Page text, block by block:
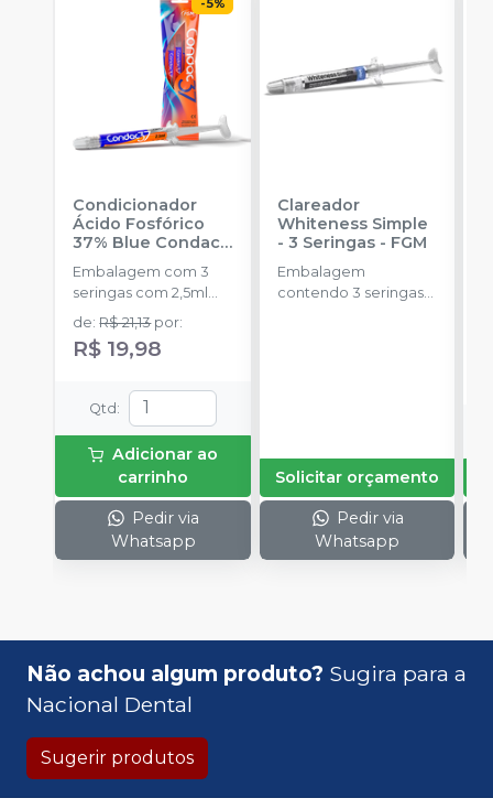
Condicionador
Ácido Fosfórico
37% Blue Condac-
FGM
Embalagem com 3
seringas com 2,5ml
cada uma e 3
ponteiras para
aplicação.
de:R$ 21,13 por:
R$ 19,98
Qtd :
Adicionar ao
carrinho
Pedir via
Whatsapp
Clareador
Whiteness Simple
- 3 Seringas- FGM
Embalagem
contendo 3 seringas
Solicitar orçamento
Pedir via
Whatsapp
Não achou algum produto? Sugira para a
Nacional Dental
Sugerir produtos